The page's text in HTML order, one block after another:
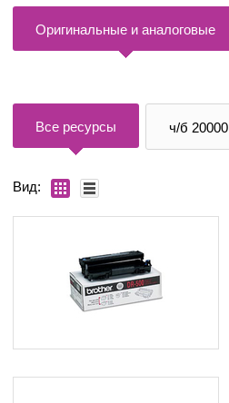
Оригинальные и аналоговые
Все ресурсы ч/б 20000
Вид: